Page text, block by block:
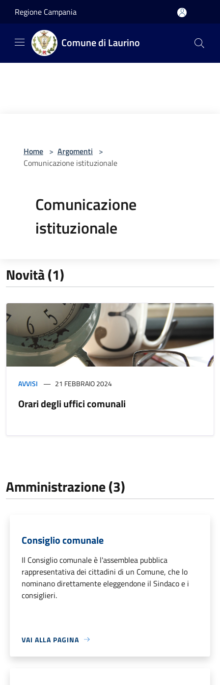
Regione Campania
Comune di Laurino
Home > Argomenti >
Comunicazione istituzionale
Comunicazione
istituzionale
Novità (1)
AVVISI 21 FEBBRAIO 2024
Orari degli uffici comunali
Amministrazione (3)
Consiglio comunale
Il Consiglio comunale è l'assemblea pubblica
rappresentativa dei cittadini di un Comune, che lo
nominano direttamente eleggendone il Sindaco e i
consiglieri.
VAI ALLA PAGINA